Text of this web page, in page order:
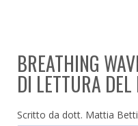
BREATHING
DI LETTURA DEL
Scritto da dott. Mattia Betti